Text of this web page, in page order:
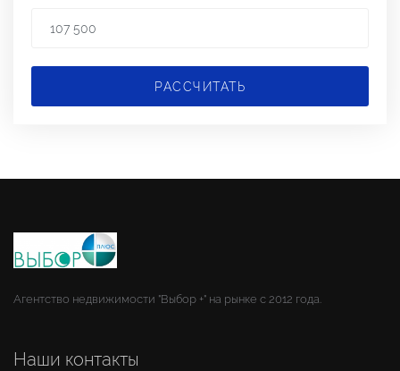
РАССЧИТАТЬ
Агентство недвижимости "Выбор +" на рынке с 2012 года.
Наши контакты